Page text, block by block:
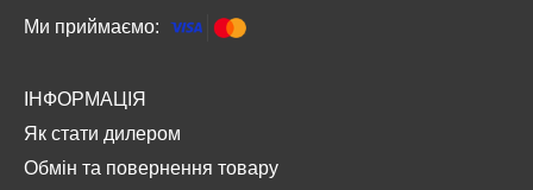
Ми приймаємо:
ІНФОРМАЦІЯ
Як стати дилером
Обмін та повернення товару